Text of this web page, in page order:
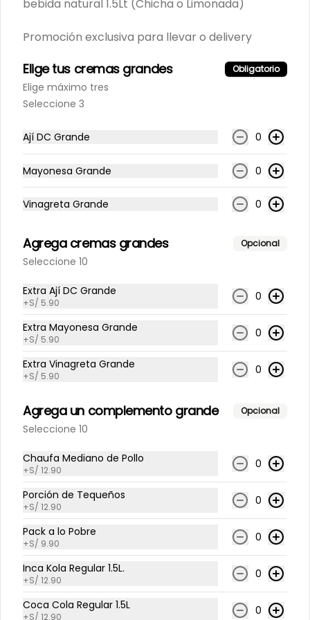
Inca Kola 500Ml
Maracumango 1.5L.
S/ 25.90
Conócenos
Despacho
Términos y condiciones
Política de privacidad
bebida natural 1.5Lt (Chicha o Limonada)
Promoción exclusiva para llevar o delivery
Elige tus cremas grandes Obligatorio
Elige máximo tres
Seleccione 3
Ají DC Grande 0
Mayonesa Grande 0
Vinagreta Grande 0
Agrega cremas grandes Opcional
Seleccione 10
Extra Ají DC Grande
+S/ 5.90 0
Extra Mayonesa Grande
+S/ 5.90 0
Extra Vinagreta Grande
+S/ 5.90 0
Agrega un complemento grande Opcional
Seleccione 10
Chaufa Mediano de Pollo
+S/ 12.90 0
Porción de Tequeños
+S/ 12.90 0
Pack a lo Pobre
+S/ 9.90 0
Inca Kola Regular 1.5L.
+S/ 12.90 0
Coca Cola Regular 1.5L
+S/ 12.90 0